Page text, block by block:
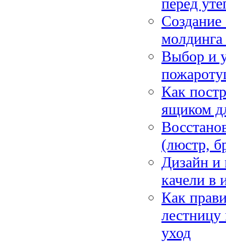
перед
молдинга
Выбор и
Как
ящиком
(люстр,
Дизайн и
качели в
Как
уход